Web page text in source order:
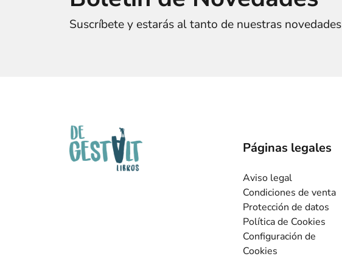
Suscríbete y estarás al tanto de nuestras novedades
Páginas legales
Aviso legal
Condiciones de venta
Protección de datos
Política de Cookies
Configuración de
Cookies